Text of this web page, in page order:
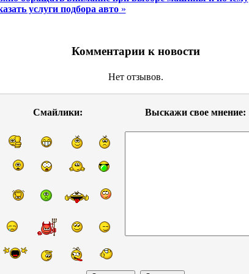
услуги подбора авто»
Комментарии к новости
Нет отзывов.
Смайлики: Выскажи свое мнение: